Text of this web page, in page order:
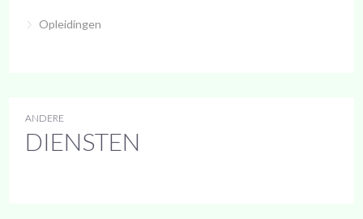
Opleidingen
ANDERE
DIENSTEN